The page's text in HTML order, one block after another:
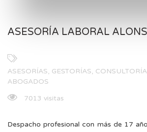
ASESORÍA LABORAL
ASESORÍAS, GESTORÍAS,
ABOGADOS
7013 visitas
Despacho profesional con más de 17